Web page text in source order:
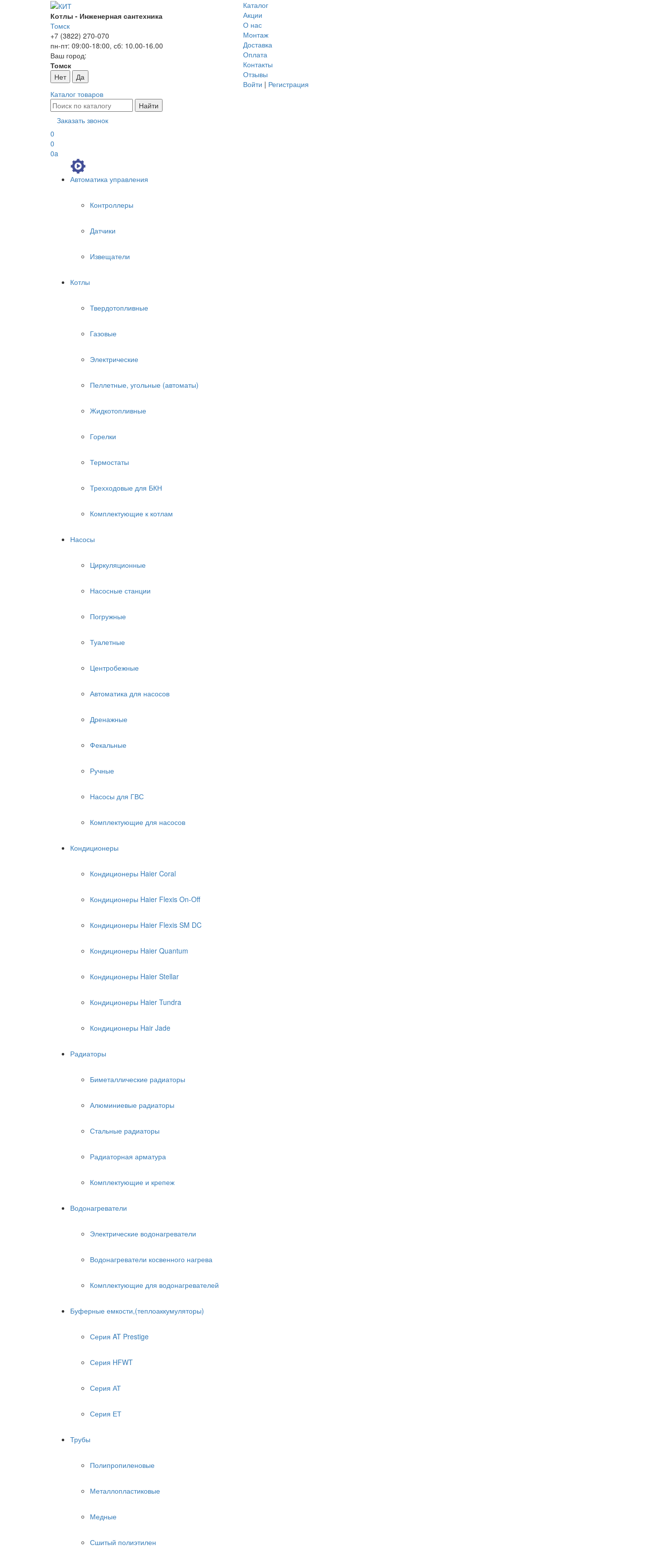
Котлы - Инженерная сантехника
Томск
+7 (3822) 270-070
пн-пт: 09:00-18:00, сб: 10.00-16.00
Ваш город:
Томск
Нет
Да
Каталог
Акции
О нас
Монтаж
Доставка
Оплата
Контакты
Отзывы
Войти | Регистрация
Каталог товаров
Заказать звонок
0
0
0a
Автоматика управления
Контроллеры
Датчики
Извещатели
Котлы
Твердотопливные
Газовые
Электрические
Пеллетные, угольные (автоматы)
Жидкотопливные
Горелки
Термостаты
Трехходовые для БКН
Комплектующие к котлам
Насосы
Циркуляционные
Насосные станции
Погружные
Туалетные
Центробежные
Автоматика для насосов
Дренажные
Фекальные
Ручные
Насосы для ГВС
Комплектующие для насосов
Кондиционеры
Кондиционеры Haier Coral
Кондиционеры Haier Flexis On-Off
Кондиционеры Haier Flexis SM DC
Кондиционеры Haier Quantum
Кондиционеры Haier Stellar
Кондиционеры Haier Tundra
Кондиционеры Hair Jade
Радиаторы
Биметаллические радиаторы
Алюминиевые радиаторы
Стальные радиаторы
Радиаторная арматура
Комплектующие и крепеж
Водонагреватели
Электрические водонагреватели
Водонагреватели косвенного нагрева
Комплектующие для водонагревателей
Буферные емкости,(теплоаккумуляторы)
Серия AT Prestige
Серия HFWT
Серия АТ
Серия ЕТ
Трубы
Полипропиленовые
Металлопластиковые
Медные
Сшитый полиэтилен